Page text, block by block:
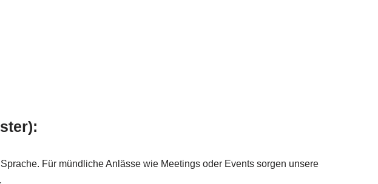
Für mündliche Anlässe wie Meetings oder Events sorgen unsere